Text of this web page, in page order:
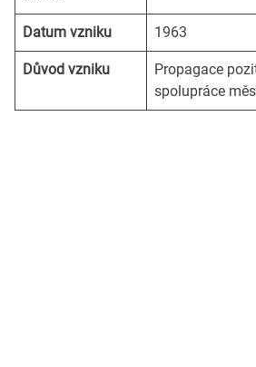
Datum vzniku 1963
Důvod vzniku
Propagace
spolupráce